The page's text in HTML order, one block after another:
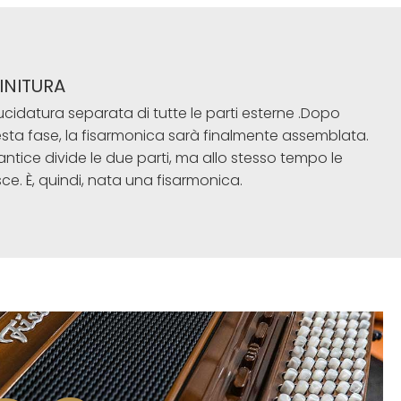
separata di tutte le parti esterne .Dopo
fase, la fisarmonica sarà finalmente assemblata.
divide le due parti, ma allo stesso tempo le
È, quindi, nata una fisarmonica.